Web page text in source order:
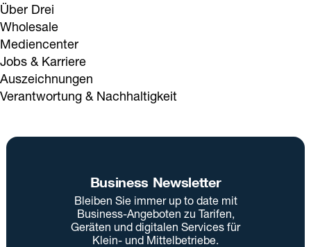
Über Drei
Wholesale
Mediencenter
Jobs & Karriere
Auszeichnungen
Verantwortung & Nachhaltigkeit
Business Newsletter
Bleiben Sie immer up to date mit
Business-Angeboten zu Tarifen,
Geräten und digitalen Services für
Klein- und Mittelbetriebe.